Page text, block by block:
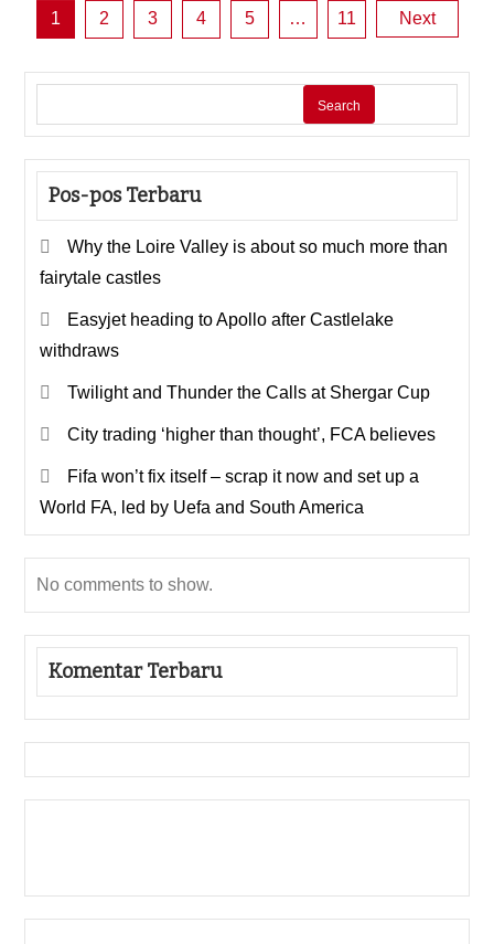
Posts
pagination
1 2 3 4 5 … 11 Next
Search
Pos-pos Terbaru
Why the Loire Valley is about so much more than
fairytale castles
Easyjet heading to Apollo after Castlelake
withdraws
Twilight and Thunder the Calls at Shergar Cup
City trading ‘higher than thought’, FCA believes
Fifa won’t fix itself – scrap it now and set up a
World FA, led by Uefa and South America
No comments to show.
Komentar Terbaru